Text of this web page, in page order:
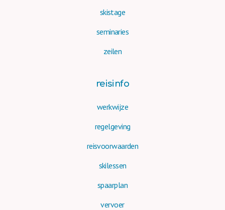
skistage
seminaries
zeilen
reisinfo
werkwijze
regelgeving
reisvoorwaarden
skilessen
spaarplan
vervoer